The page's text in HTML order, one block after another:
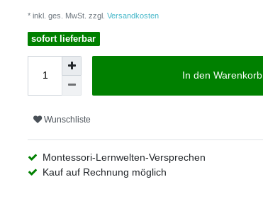
* inkl. ges. MwSt. zzgl. Versandkosten
sofort lieferbar
In den Warenkorb
Wunschliste
Montessori-Lernwelten-Versprechen
Kauf auf Rechnung möglich